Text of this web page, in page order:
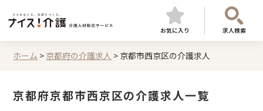
お気に入り 求人検索
ホーム > 京都府の介護求人 > 京都市西京区の介護求人
京都府京都市西京区の介護求人一覧